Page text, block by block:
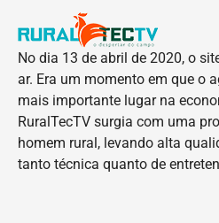
No dia 13 de abril de 2020, o
ar. Era um momento em que o
mais importante lugar na
RuralTecTV surgia com uma
homem rural, levando alta
tanto técnica quanto de